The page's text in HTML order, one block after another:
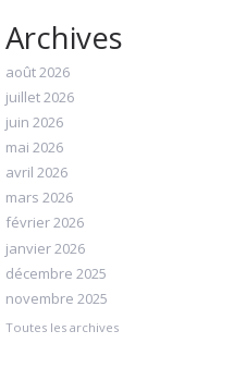
Archives
août 2026
juillet 2026
juin 2026
mai 2026
avril 2026
mars 2026
février 2026
janvier 2026
décembre 2025
novembre 2025
Toutes les archives